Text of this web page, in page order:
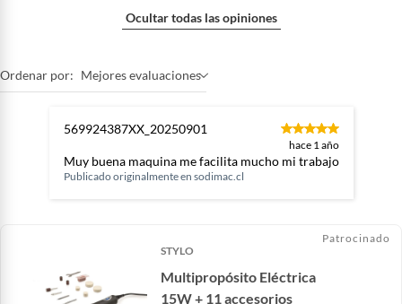
Ocultar todas las opiniones
Ordenar por: Mejores evaluaciones
569924387XX_20250901
hace 1 año
Muy buena maquina me facilita mucho mi trabajo
Publicado originalmente en sodimac.cl
STYLO
Multipropósito Eléctrica
15W + 11 accesorios
Patrocinado